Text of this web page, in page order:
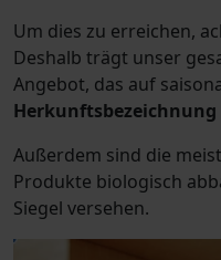
Um dies zu erreichen,
Deshalb trägt unser
Angebot, das auf
Herkunftsbezeichnung
Außerdem sind die
Produkte biologisch
Siegel versehen.